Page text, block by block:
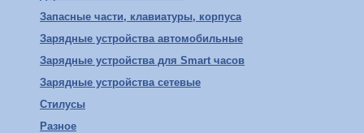
Запасные части, клавиатуры, корпуса
Зарядные устройства автомобильные
Зарядные устройства для Smart часов
Зарядные устройства сетевые
Стилусы
Разное